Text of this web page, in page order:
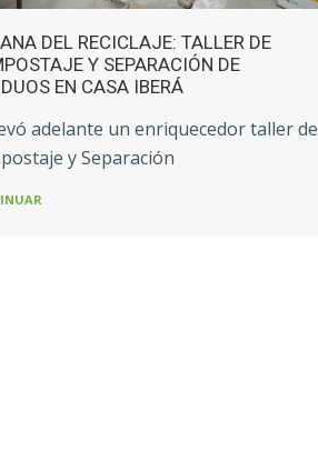
DEL RECICLAJE: TALLER DE
Y SEPARACIÓN DE
EN CASA IBERÁ
adelante un enriquecedor taller de
y Separación